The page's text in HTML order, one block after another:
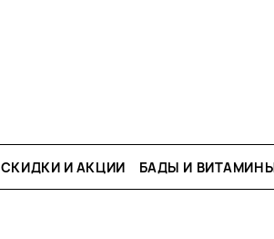
СКИДКИ И АКЦИИ БАДЫ И